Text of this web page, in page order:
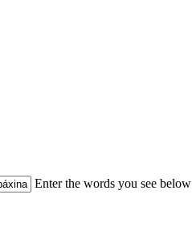
Enter the words you see below